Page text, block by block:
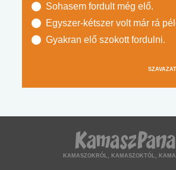
Sohasem fordult még elő.
Egyszer-kétszer volt már rá
Gyakran elő szokott fordulni.
KAMASZOKRÓL, KAMASZOKTÓL,